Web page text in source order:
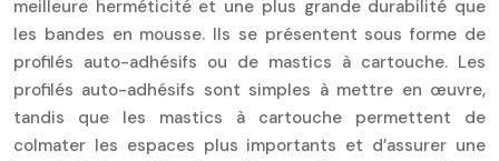
meilleure herméticité et une plus grande durabilité que
les bandes en mousse. Ils se présentent sous forme de
profilés auto-adhésifs ou de mastics à cartouche. Les
profilés auto-adhésifs sont simples à mettre en œuvre,
tandis que les mastics à cartouche permettent de
colmater les espaces plus importants et d’assurer une